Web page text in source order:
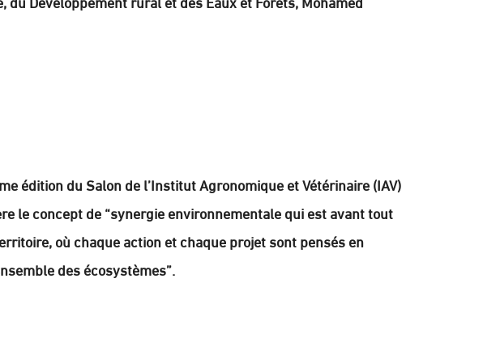
édition du Salon de l’Institut Agronomique et Vétérinaire (IAV)
le concept de “synergie environnementale qui est avant tout
où chaque action et chaque projet sont pensés en
des écosystèmes”.